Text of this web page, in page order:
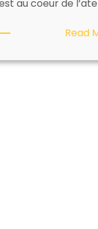
au coeur de
Read